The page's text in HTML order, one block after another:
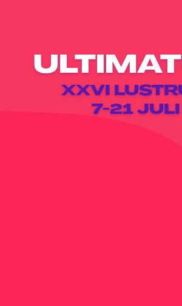
XXVI
7-21 JULI